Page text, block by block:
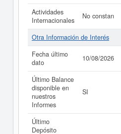
Actividades
Internacionales
No constan
Otra Información de Interés
Fecha último
dato
10/08/2026
Último Balance
disponible en
nuestros
Informes
SI
Último
Depósito